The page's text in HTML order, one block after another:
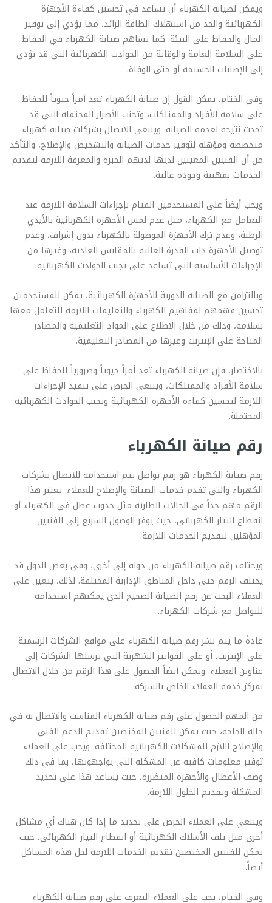
ويمكن لصيانة الكهرباء أن تساعد في تحسين كفاءة الأجهزة
الكهربائية والحد من استهلاك الطاقة الزائد، مما يؤدي إلى توفير
المال والحفاظ على البيئة. كما تساهم صيانة الكهرباء في الحفاظ
على السلامة العامة والوقاية من الحوادث الكهربائية التي قد تؤدي
إلى الإصابات الجسيمة أو حتى الوفاة.
وفي الختام، يمكن القول إن صيانة الكهرباء تعد أمراً حيوياً للحفاظ
على سلامة الأفراد والممتلكات، وتجنب الأضرار المحتملة التي قد
تحدث نتيجة لعدمة الصيانة. وينبغي الاتصال بشركات صيانة كهرباء
متخصصة ومؤهلة لتوفير خدمات الصيانة والتشخيص والإصلاح، والتأكد
من أن الفنيين المعينين لديها لديهم الخبرة والمعرفة اللازمة لتقديم
الخدمات بمهنية وجودة عالية.
ويجب أيضاً على المستخدمين القيام بإجراءات السلامة اللازمة عند
التعامل مع الكهرباء، مثل عدم لمس الأجهزة الكهربائية بالأيدي
الرطبة، وعدم ترك الأجهزة الموصولة بالكهرباء بدون إشراف، وعدم
توصيل الأجهزة ذات القدرة العالية بالمقابس العادية، وغيرها من
الإجراءات الأساسية التي تساعد على تجنب الحوادث الكهربائية.
وبالتزامن مع الصيانة الدورية للأجهزة الكهربائية، يمكن للمستخدمين
تحسين فهمهم لمفاهيم الكهرباء والتعليمات اللازمة للتعامل معها
بسلامة، وذلك من خلال الاطلاع على المواد التعليمية والمصادر
المتاحة على الإنترنت وغيرها من المصادر التعليمية.
بالاختصار، فإن صيانة الكهرباء تعد أمراً حيوياً وضرورياً للحفاظ على
سلامة الأفراد والممتلكات، وينبغي الحرص على تنفيذ الإجراءات
اللازمة لتحسين كفاءة الأجهزة الكهربائية وتجنب الحوادث الكهربائية
المحتملة.
رقم صيانة الكهرباء
رقم صيانة الكهرباء هو رقم تواصل يتم استخدامه للاتصال بشركات
الكهرباء والتي تقدم خدمات الصيانة والإصلاح للعملاء. يعتبر هذا
الرقم مهم جداً في الحالات الطارئة مثل حدوث عطل في الكهرباء أو
انقطاع التيار الكهربائي، حيث يوفر الوصول السريع إلى الفنيين
المؤهلين لتقديم الخدمات اللازمة.
ويختلف رقم صيانة الكهرباء من دولة إلى أخرى، وفي بعض الدول قد
يختلف الرقم حتى داخل المناطق الإدارية المختلفة. لذلك، يتعين على
العملاء البحث عن رقم الصيانة الصحيح الذي يمكنهم استخدامه
للتواصل مع شركات الكهرباء.
عادةً ما يتم نشر رقم صيانة الكهرباء على مواقع الشركات الرسمية
على الإنترنت، أو على الفواتير الشهرية التي ترسلها الشركات إلى
عناوين العملاء. ويمكن أيضاً الحصول على هذا الرقم من خلال الاتصال
بمركز خدمة العملاء الخاص بالشركة.
من المهم الحصول على رقم صيانة الكهرباء المناسب والاتصال به في
حالة الحاجة، حيث يمكن للفنيين المختصين تقديم الدعم الفني
والإصلاح اللازم للمشكلات الكهربائية المختلفة. ويجب على العملاء
توفير معلومات كافية عن المشكلة التي يواجهونها، بما في ذلك
وصف الأعطال والأجهزة المتضررة، حيث يساعد هذا على تحديد
المشكلة وتقديم الحلول اللازمة.
وينبغي على العملاء الحرص على تحديد ما إذا كان هناك أي مشاكل
أخرى مثل تلف الأسلاك الكهربائية أو انقطاع التيار الكهربائي، حيث
يمكن للفنيين المختصين تقديم الخدمات اللازمة لحل هذه المشاكل
أيضاً.
وفي الختام، يجب على العملاء التعرف على رقم صيانة الكهرباء